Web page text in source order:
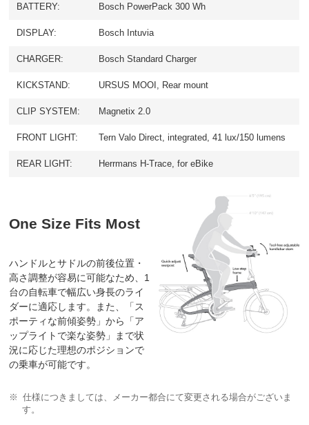
BATTERY: Bosch PowerPack 300 Wh
DISPLAY: Bosch Intuvia
CHARGER: Bosch Standard Charger
KICKSTAND: URSUS MOOI, Rear mount
CLIP SYSTEM: Magnetix 2.0
FRONT LIGHT: Tern Valo Direct, integrated, 41 lux/150 lumens
REAR LIGHT: Herrmans H-Trace, for eBike
One Size Fits Most
ハンドルとサドルの前後位置・
高さ調整が容易に可能なため、1
台の自転車で幅広い身長のライ
ダーに適応します。また、「ス
ポーティな前傾姿勢」から「ア
ップライトで楽な姿勢」まで状
況に応じた理想のポジションで
の乗車が可能です。
仕様につきましては、メーカー都合にて変更される場合がございま
す。